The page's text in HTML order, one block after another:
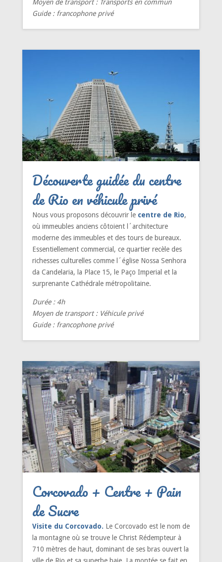
Moyen de transport : Transports en commun
Guide : francophone privé
Découverte guidée du centre
de Rio en véhicule privé
Nous vous proposons découvrir le centre de Rio,
où immeubles anciens côtoient l´architecture
moderne des immeubles et des tours de bureaux.
Essentiellement commercial, ce quartier recèle des
richesses culturelles comme l´église Nossa Senhora
da Candelaria, la Place 15, le Paço Imperial et la
surprenante Cathédrale métropolitaine.
Durée : 4h
Moyen de transport : Véhicule privé
Guide : francophone privé
Corcovado + Centre + Pain
de Sucre
Visite du Corcovado. Le Corcovado est le nom de
la montagne où se trouve le Christ Rédempteur à
710 mètres de haut, dominant de ses bras ouvert la